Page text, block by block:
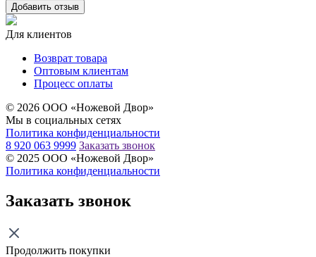
Добавить отзыв
Для клиентов
Возврат товара
Оптовым клиентам
Процесс оплаты
© 2026 ООО «Ножевой Двор»
Мы в социальных сетях
Политика конфиденциальности
8 920 063 9999 Заказать звонок
© 2025 ООО «Ножевой Двор»
Политика конфиденциальности
Заказать звонок
Продолжить покупки